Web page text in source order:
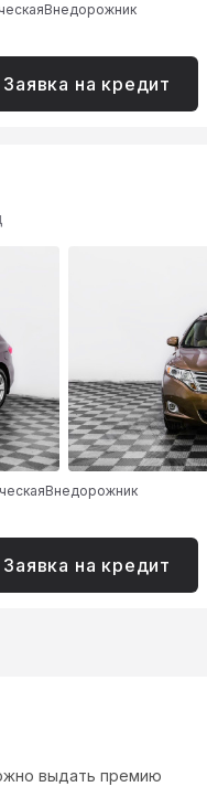
Внедорожник
Заявка на кредит
Внедорожник
Заявка на кредит
выдать премию